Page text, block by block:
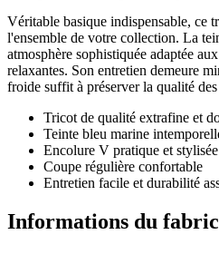
Véritable basique indispensable, ce
l'ensemble de votre collection. La
atmosphère sophistiquée adaptée
relaxantes. Son entretien demeure
froide suffit à préserver la qualité
Tricot de qualité extrafine et
Teinte bleu marine
Encolure V pratique et stylisée
Coupe régulière confortable
Entretien facile et durabilité
Informations du